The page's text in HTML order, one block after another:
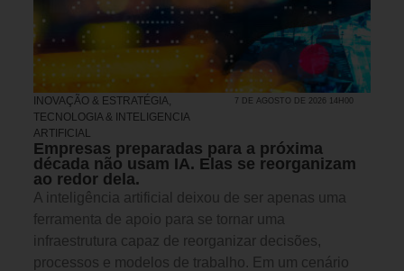
INOVAÇÃO & ESTRATÉGIA
TECNOLOGIA & INTELIGENCIA
ARTIFICIAL
7 DE AGOSTO DE 2026 14H00
Empresas preparadas para a próxima
década não usam IA. Elas se reorganizam
ao redor dela.
A inteligência artificial deixou de ser apenas uma
ferramenta de apoio para se tornar uma
infraestrutura capaz de reorganizar decisões,
processos e modelos de trabalho. Em um cenário